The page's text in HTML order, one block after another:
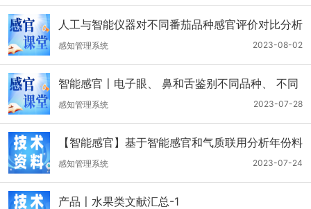
人工与智能仪器对不同番茄品种感官评价对比分析
2023-08-02
感知管理系统
智能感官〡电子眼、 鼻和舌鉴别不同品种、 不同
产地的生地黄
2023-07-28
感知管理系统
【智能感官】基于智能感官和气质联用分析年份料
酒
2023-07-24
感知管理系统
产品〡水果类文献汇总-1